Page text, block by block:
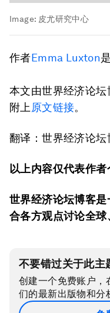
Image: 皮尤研究中心
作者Emma Luxton
本文由世界经济论
附上 原文链接。
翻译：世界经济论
以上内容仅代表作者
世界经济论坛博客
合各方观点讨论全球
不要错过关于此主
创建一个免费账户，
们的最新出版物和分